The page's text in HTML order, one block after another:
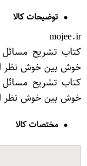
توضیحات کالا
mojee.ir
کتاب تشریح مسائل
خوش بین خوش نظر
کتاب تشریح مسائل
خوش بین خوش نظر
مختصات کالا